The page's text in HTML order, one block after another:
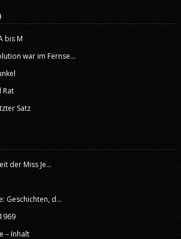
bis M
war im Fernse...
Rat
Satz
der Miss Je...
Geschichten, d...
– Inhalt